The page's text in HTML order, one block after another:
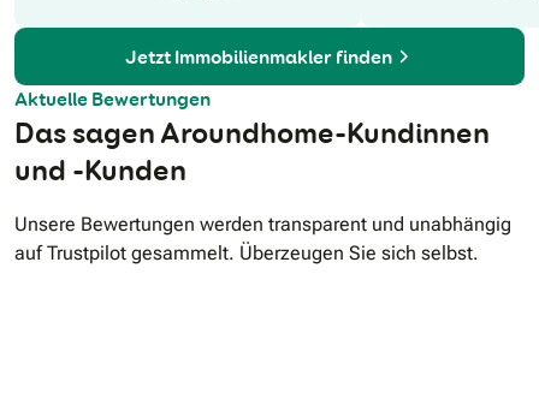
Jetzt Immobilienmakler finden
Aktuelle Bewertungen
Das sagen Aroundhome-Kundinnen
und -Kunden
Unsere Bewertungen werden transparent und unabhängig
auf Trustpilot gesammelt. Überzeugen Sie sich selbst.